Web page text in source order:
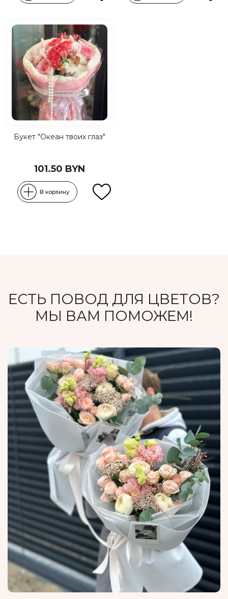
Букет "Океан твоих глаз"
101.50 BYN
В корзину
ЕСТЬ ПОВОД ДЛЯ ЦВЕТОВ?
МЫ ВАМ ПОМОЖЕМ!